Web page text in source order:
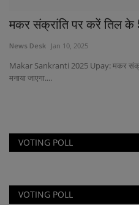
मकर संक्रांति पर करें तिल के
News Desk Jan 10, 2025
Makar Sankranti 2025 Upay: मकर
मनाया जाएगा....
VOTING POLL
VOTING POLL